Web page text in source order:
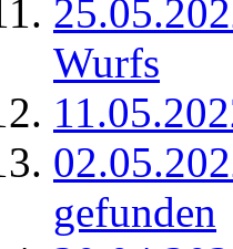
Wurfs
gefunden